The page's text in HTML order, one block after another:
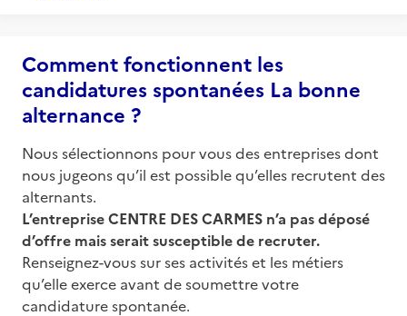
Comment fonctionnent les
candidatures spontanées La bonne
alternance ?
Nous sélectionnons pour vous des entreprises dont
nous jugeons qu’il est possible qu’elles recrutent des
alternants.
L’entrepriseCENTRE DES CARMES n’a pas déposé
d’offre mais serait susceptible de recruter.
Renseignez-vous sur ses activités et les métiers
qu’elle exerce avant de soumettre votre
candidature spontanée.